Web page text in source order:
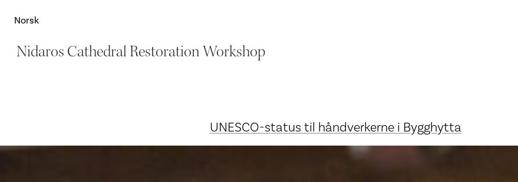
Norsk
Nidaros Cathedral Restoration Workshop
UNESCO-status til håndverkerne i Bygghytta